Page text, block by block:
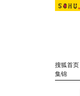
搜狐首页
集锦